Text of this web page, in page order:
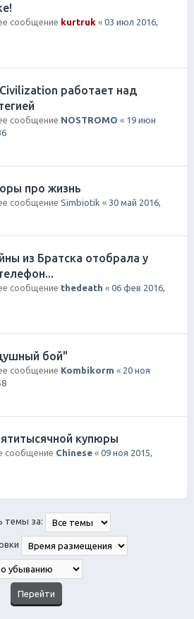
сообщение kurtruk « 03 июл 2016,
работает над
сообщение NOSTROMO « 19 июн
про жизнь
сообщение Simbiotik « 30 май 2016,
из Братска отобрала у
сообщение thedeath « 06 фев 2016,
бой"
сообщение Kombikorm « 20 ноя
купюры
сообщение Chinese « 09 ноя 2015,
темы за: